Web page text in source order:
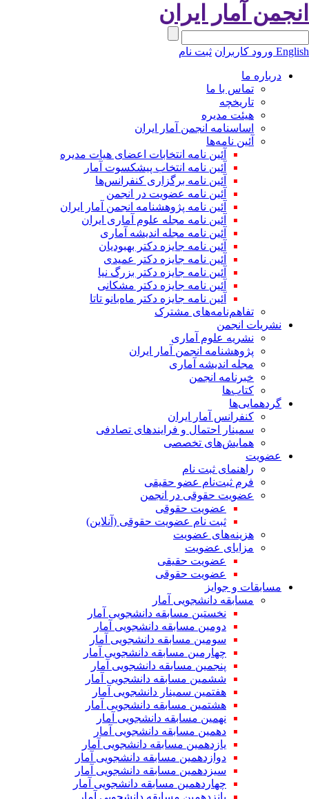
آمار ایران
ورود کاربران ثبت نام
درباره ما
تماس با ما
تاریخچه
هیئت مدیره
اساسنامه انجمن آمار ایران
آئین نامه‌ها
آئین نامه انتخابات اعضای هیات مدیره
آئین نامه انتخاب پیشکسوت آمار
آئین نامه برگزاری کنفرانس‌ها
آئین نامه عضویت در انجمن
آئین نامه پژوهشنامه انجمن آمار ایران
آئین نامه مجله علوم آماری ایران
آئین نامه مجله اندیشه آماری
آئین‌ نامه جایزه دکتر بهبودیان
آئین نامه جایزه دکتر عمیدی
آئین نامه جایزه دکتر بزرگ نیا
آئین نامه جایزه دکتر مشکانی
آئین نامه جایزه دکتر ماه‌بانو تاتا
تفاهم‌نامه‌های مشترک
نشریات انجمن
نشریه علوم آماری
پژوهشنامه انجمن آمار ایران
مجله اندیشه آماری
خبرنامه انجمن
کتاب‌ها
گردهمایی‌ها
کنفرانس آمار ایران
سمینار احتمال و فرایندهای تصادفی
همایش‌های تخصصی
عضویت
راهنمای ثبت نام
فرم ثبت‌نام عضو حقیقی
عضویت حقوقی در انجمن
عضویت حقوقی
ثبت نام عضویت حقوقی (آنلاین)
هزینه‌های عضویت
مزایای عضویت
عضویت حقیقی
عضویت حقوقی
مسابقات و جوایز
مسابقه دانشجویی آمار
نخستین مسابقه دانشجویی آمار
دومین مسابقه دانشجویی آمار
سومین مسابقه دانشجویی آمار
چهارمین مسابقه دانشجویی آمار
پنجمین مسابقه دانشجویی آمار
ششمین مسابقه دانشجویی آمار
هفتمین سمینار دانشجویی آمار
هشتمین مسابقه دانشجویی آمار
نهمین مسابقه دانشجویی آمار
دهمین مسابقه دانشجویی آمار
یازدهمین مسابقه دانشجویی آمار
دوازدهمین مسابقه دانشجویی آمار
سیزدهمین مسابقه دانشجویی آمار
چهاردهمین مسابقه دانشجویی آمار
پانزدهمین مسابقه دانشجویی آمار